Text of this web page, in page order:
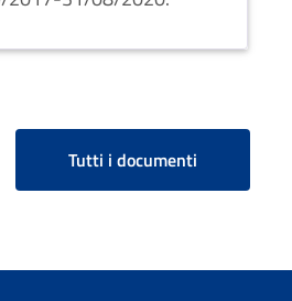
Tutti i documenti